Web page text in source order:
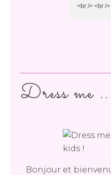
<br /> <br /
Dress me
Bonjour et